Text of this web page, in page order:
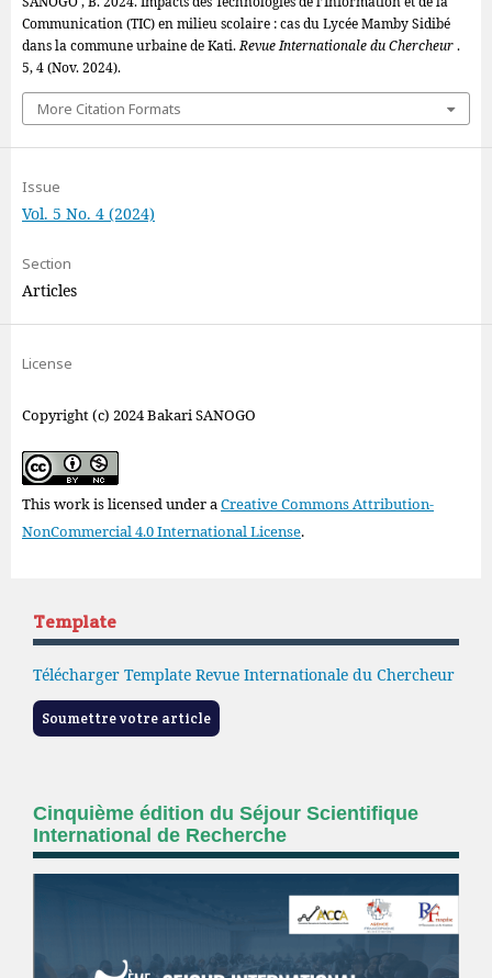
Communication (TIC) en milieu scolaire : cas du Lycée Mamby Sidibé
dans la commune urbaine de Kati.Revue Internationale du Chercheur.
5, 4 (Nov. 2024).
More Citation Formats
Issue
Vol. 5 No. 4 (2024)
Section
Articles
License
Copyright (c) 2024 Bakari SANOGO
This work is licensed under aCreative Commons Attribution-
NonCommercial 4.0 International License.
Template
Télécharger Template Revue Internationale du Chercheur
Soumettre votre article
Cinquième édition du Séjour Scientifique
International de Recherche